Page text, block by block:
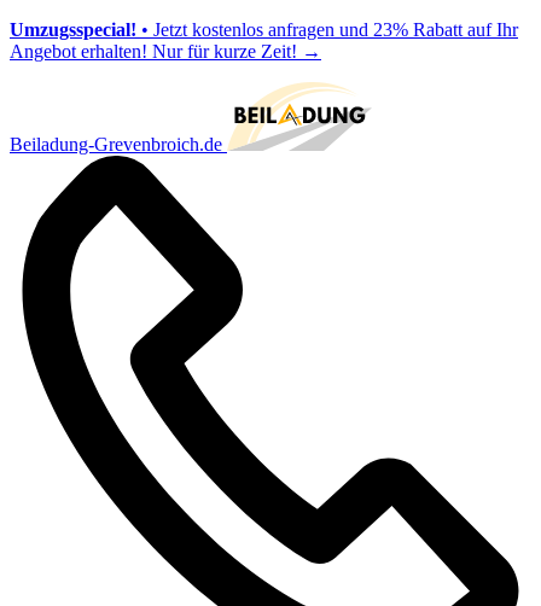
Umzugsspecial! • Jetzt kostenlos anfragen und 23% Rabatt auf Ihr
Angebot erhalten! Nur für kurze Zeit! →
Beiladung-Grevenbroich.de